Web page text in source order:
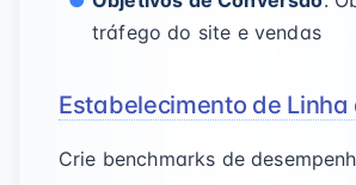
tráfego do site e vendas
Estabelecimento de Linha
Crie benchmarks de